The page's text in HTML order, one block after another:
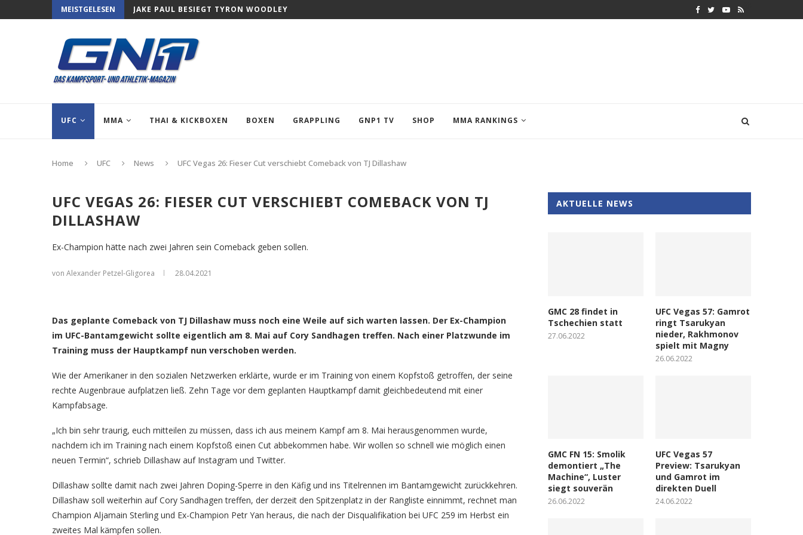
MEISTGELESEN JAKE PAUL BESIEGT TYRON WOODLEY
UFC MMA THAI & KICKBOXEN BOXEN GRAPPLING GNP1 TV SHOP MMA RANKINGS
Home UFC News UFC Vegas 26: Fieser Cut verschiebt Comeback von TJ Dillashaw
UFC VEGAS 26: FIESER CUT VERSCHIEBT COMEBACK VON TJ
DILLASHAW
Ex-Champion hätte nach zwei Jahren sein Comeback geben sollen.
von Alexander Petzel-Gligorea 28.04.2021
Das geplante Comeback von TJ Dillashaw muss noch eine Weile auf sich warten lassen. Der Ex-Champion
im UFC-Bantamgewicht sollte eigentlich am 8. Mai auf Cory Sandhagen treffen. Nach einer Platzwunde im
Training muss der Hauptkampf nun verschoben werden.
Wie der Amerikaner in den sozialen Netzwerken erklärte, wurde er im Training von einem Kopfstoß getroffen, der seine
rechte Augenbraue aufplatzen ließ. Zehn Tage vor dem geplanten Hauptkampf damit gleichbedeutend mit einer
Kampfabsage.
„Ich bin sehr traurig, euch mitteilen zu müssen, dass ich aus meinem Kampf am 8. Mai herausgenommen wurde,
nachdem ich im Training nach einem Kopfstoß einen Cut abbekommen habe. Wir wollen so schnell wie möglich einen
neuen Termin“, schrieb Dillashaw auf Instagram und Twitter.
Dillashaw sollte damit nach zwei Jahren Doping-Sperre in den Käfig und ins Titelrennen im Bantamgewicht zurückkehren.
Dillashaw soll weiterhin auf Cory Sandhagen treffen, der derzeit den Spitzenplatz in der Rangliste einnimmt, rechnet man
Champion Aljamain Sterling und Ex-Champion Petr Yan heraus, die nach der Disqualifikation bei UFC 259 im Herbst ein
zweites Mal kämpfen sollen.
AKTUELLE NEWS
GMC 28 findet in
Tschechien statt
27.06.2022
UFC Vegas 57: Gamrot
ringt Tsarukyan
nieder, Rakhmonov
spielt mit Magny
26.06.2022
GMC FN 15: Smolik
demontiert „The
Machine“, Luster
siegt souverän
26.06.2022
UFC Vegas 57
Preview: Tsarukyan
und Gamrot im
direkten Duell
24.06.2022